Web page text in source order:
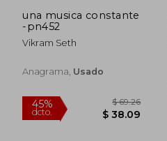
dcto. $ 22.18
una musica constante
-pn452
Vikram Seth
Anagrama, Usado